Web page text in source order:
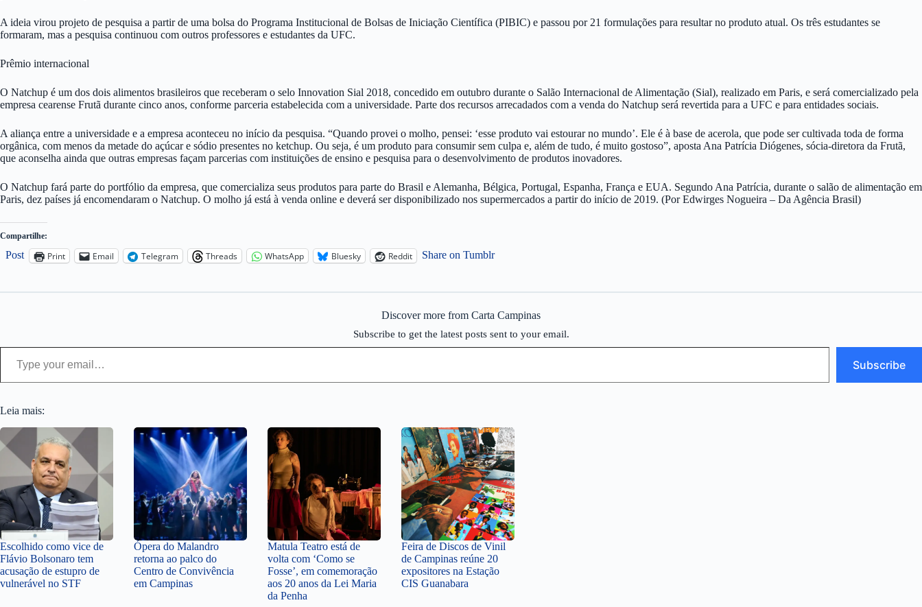
A ideia virou projeto de pesquisa a partir de uma bolsa do Programa Institucional de Bolsas de Iniciação Científica (PIBIC) e passou por 21 formulações para resultar no produto atual. Os três estudantes se
formaram, mas a pesquisa continuou com outros professores e estudantes da UFC.
Prêmio internacional
O Natchup é um dos dois alimentos brasileiros que receberam o selo Innovation Sial 2018, concedido em outubro durante o Salão Internacional de Alimentação (Sial), realizado em Paris, e será comercializado pela
empresa cearense Frutã durante cinco anos, conforme parceria estabelecida com a universidade. Parte dos recursos arrecadados com a venda do Natchup será revertida para a UFC e para entidades sociais.
A aliança entre a universidade e a empresa aconteceu no início da pesquisa. “Quando provei o molho, pensei: ‘esse produto vai estourar no mundo’. Ele é à base de acerola, que pode ser cultivada toda de forma
orgânica, com menos da metade do açúcar e sódio presentes no ketchup. Ou seja, é um produto para consumir sem culpa e, além de tudo, é muito gostoso”, aposta Ana Patrícia Diógenes, sócia-diretora da Frutã,
que aconselha ainda que outras empresas façam parcerias com instituições de ensino e pesquisa para o desenvolvimento de produtos inovadores.
O Natchup fará parte do portfólio da empresa, que comercializa seus produtos para parte do Brasil e Alemanha, Bélgica, Portugal, Espanha, França e EUA. Segundo Ana Patrícia, durante o salão de alimentação em
Paris, dez países já encomendaram o Natchup. O molho já está à venda online e deverá ser disponibilizado nos supermercados a partir do início de 2019. (Por Edwirges Nogueira – Da Agência Brasil)
Compartilhe:
Post Print Email Telegram Threads WhatsApp Bluesky Reddit Share on Tumblr
Discover more from Carta Campinas
Subscribe to get the latest posts sent to your email.
Type your email…
Subscribe
Leia mais:
Escolhido como vice de
Flávio Bolsonaro tem
acusação de estupro de
vulnerável no STF
Ópera do Malandro
retorna ao palco do
Centro de Convivência
em Campinas
Matula Teatro está de
volta com ‘Como se
Fosse’, em comemoração
aos 20 anos da Lei Maria
da Penha
Feira de Discos de Vinil
de Campinas reúne 20
expositores na Estação
CIS Guanabara